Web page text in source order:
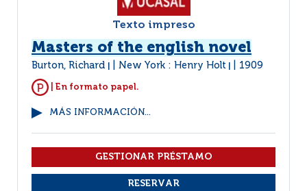
Texto impreso
Masters of the english novel
Burton, Richard New York : Henry Holt 1909
| En formato papel.
MÁS INFORMACIÓN...